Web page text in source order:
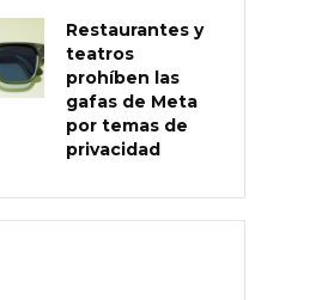
Restaurantes y
teatros
prohíben las
gafas de Meta
por temas de
privacidad